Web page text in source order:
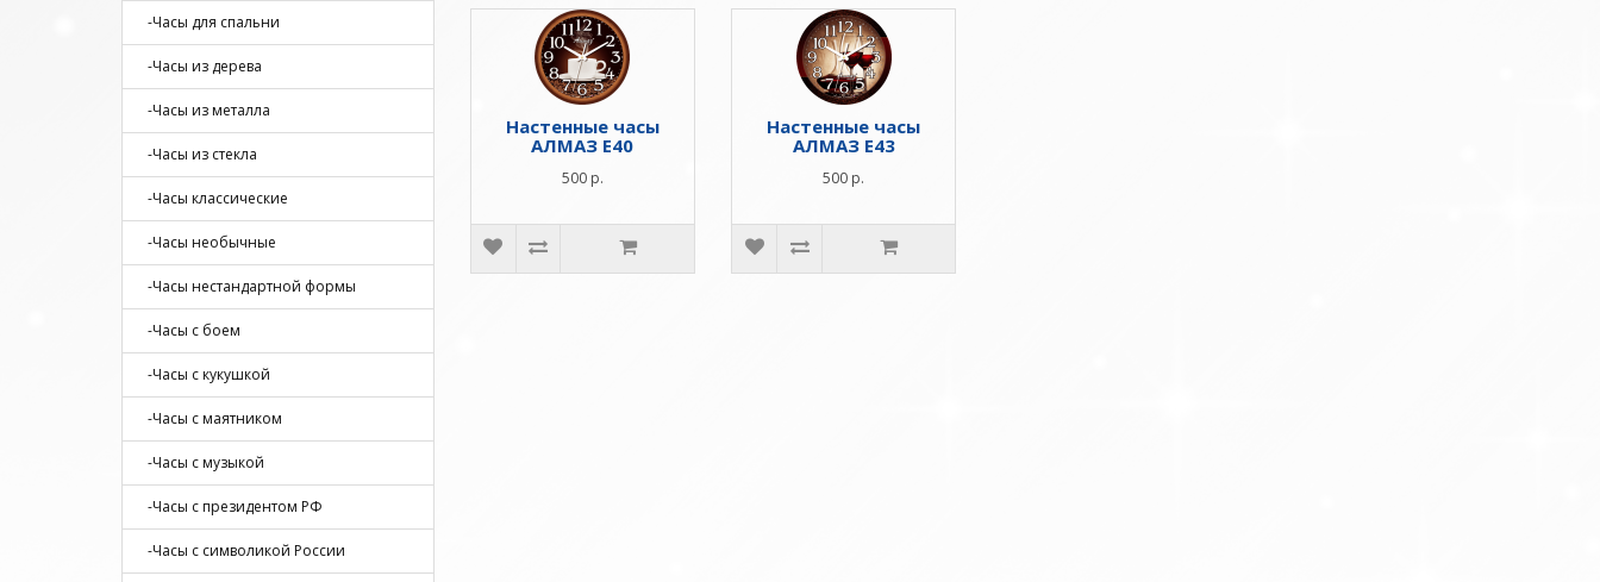
-Часы для спальни
-Часы из дерева
-Часы из металла
-Часы из стекла
-Часы классические
-Часы необычные
-Часы нестандартной формы
-Часы с боем
-Часы с кукушкой
-Часы с маятником
-Часы с музыкой
-Часы с президентом РФ
-Часы с символикой России
Настенные часы
АЛМАЗ E40
500 р.
Настенные часы
АЛМАЗ E43
500 р.